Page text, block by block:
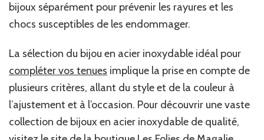
bijoux séparément pour prévenir les rayures et les
chocs susceptibles de les endommager.
La sélection du bijou en acier inoxydable idéal pour
compléter vos tenues implique la prise en compte de
plusieurs critères, allant du style et de la couleur à
l’ajustement et à l’occasion. Pour découvrir une vaste
collection de bijoux en acier inoxydable de qualité,